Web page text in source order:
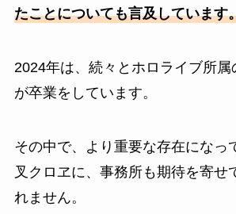
たことについても言及しています
2024年は、続々とホロライブ所属
が卒業をしています。
その中で、より重要な存在になっ
叉クロヱに、事務所も期待を寄せ
れません。